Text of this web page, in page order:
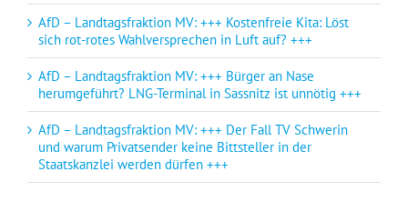
AfD – Landtagsfraktion MV: +++ Kostenfreie Kita: Löst
sich rot-rotes Wahlversprechen in Luft auf? +++
AfD – Landtagsfraktion MV: +++ Bürger an Nase
herumgeführt? LNG-Terminal in Sassnitz ist unnötig +++
AfD – Landtagsfraktion MV: +++ Der Fall TV Schwerin
und warum Privatsender keine Bittsteller in der
Staatskanzlei werden dürfen +++